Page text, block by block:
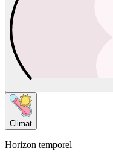
Climat
Horizon temporel